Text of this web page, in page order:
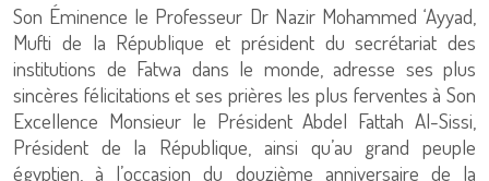
Son Éminence le Professeur Dr Nazir Mohammed ‘Ayyad,
Mufti de la République et président du secrétariat des
institutions de Fatwa dans le monde, adresse ses plus
sincères félicitations et ses prières les plus ferventes à Son
Excellence Monsieur le Président Abdel Fattah Al-Sissi,
Président de la République, ainsi qu’au grand peuple
égyptien, à l’occasion du douzième anniversaire de la